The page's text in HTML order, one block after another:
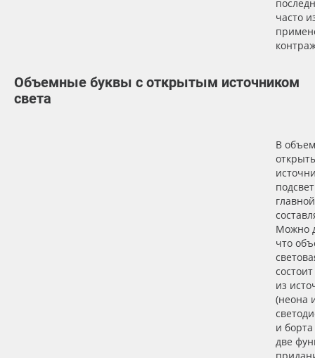
часто
Объемные буквы с открытым источником
света
В
главной
Можно
что
из
(неона
и
две